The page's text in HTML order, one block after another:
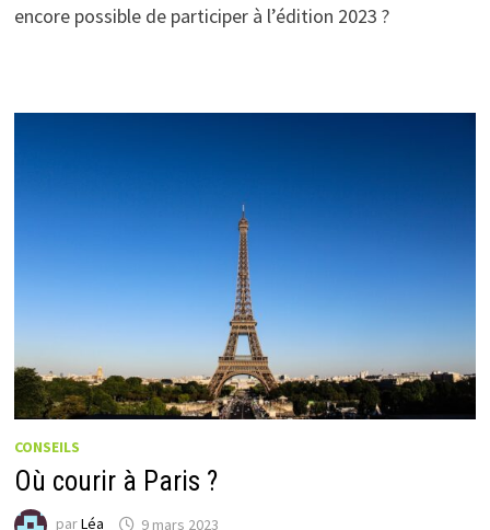
encore possible de participer à l’édition 2023 ?
CONSEILS
Où courir à Paris ?
parLéa 9 mars 2023